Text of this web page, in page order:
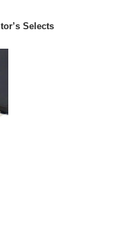
Selects